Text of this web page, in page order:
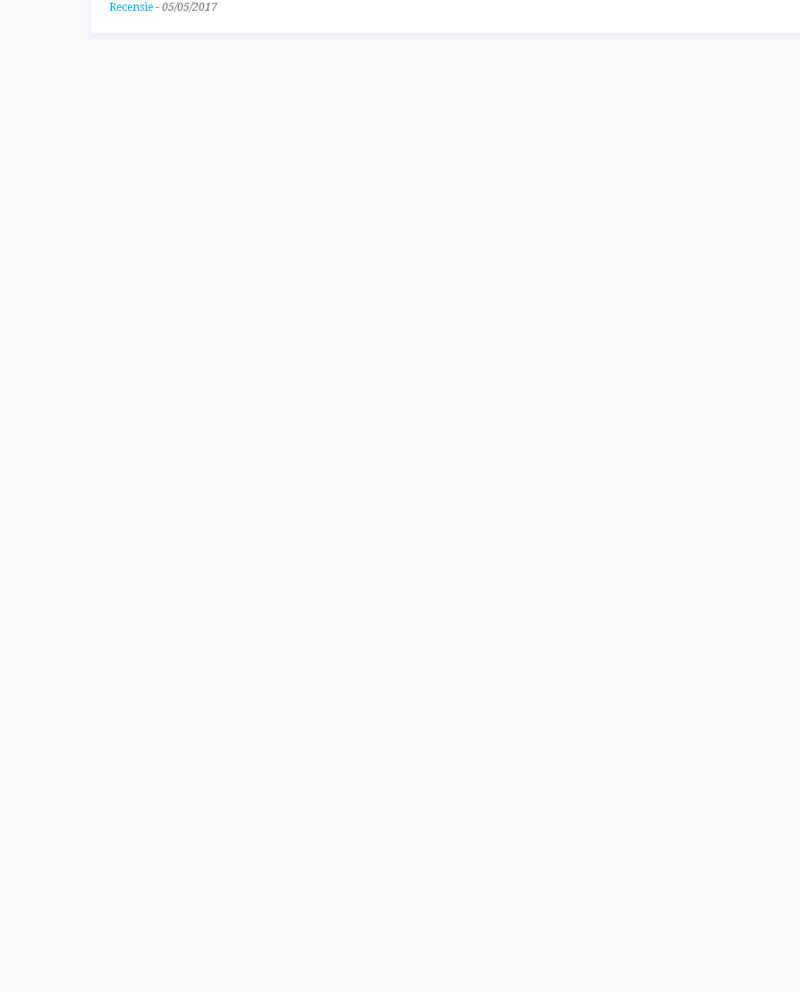
Recensie - 05/05/2017